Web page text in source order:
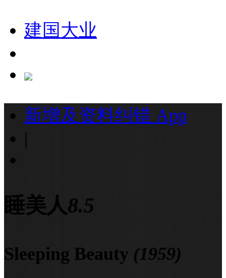
建国大业
新增及资料纠错 App
|
睡美人8.5
Sleeping Beauty (1959)